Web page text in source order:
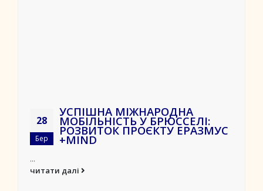
28
Бер
УСПІШНА МІЖНАРОДНА
МОБІЛЬНІСТЬ У БРЮССЕЛІ:
РОЗВИТОК ПРОЄКТУ ЕРАЗМУС
+MIND
...
читати далі